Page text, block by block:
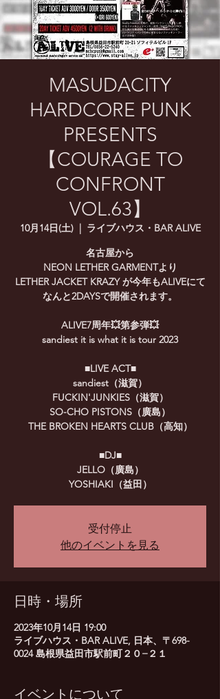
MASUDACITY
HARDCORE PUNK
PRESENTS
【COURAGE TO
CONFRONT
VOL.63】
10月14日(土)
  |
ライブハウス・BAR ALIVE
名古屋から
NEON LETHER GARMENTより
LETHER JACKET KRAZY が今年もALIVEにて
なんと2DAYSで開催されます。
ALIVE7周年💥第参弾💥
sandiest it is what it is tour 2023
■LIVE ACT■
sandiest（滋賀）
FUCKIN'JUNKIES（滋賀）
SO-CHO PISTONS（廣島）
THE BROKEN HEARTS CLUB（高知）
■DJ■
JELLO（廣島）
YOSHIAKI（益田）
受付停止
他のイベントを見る
日時・場所
2023年10月14日 19:00
ライブハウス・BAR ALIVE, 日本、〒698-
0024 島根県益田市駅前町２０−２１
イベントについて